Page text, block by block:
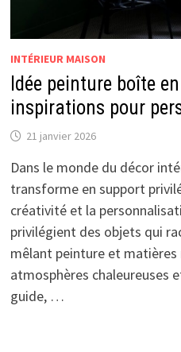
INTÉRIEUR MAISON
Idée peinture boîte
inspirations pour
21 janvier 2026
Dans le monde du décor
transforme en support
créativité et la
privilégient des objets qui
mêlant peinture et matières
atmosphères chaleureuses
guide, …